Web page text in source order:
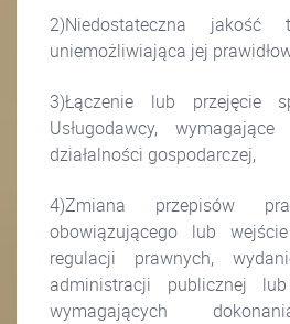
2)Niedostateczna jakość
uniemożliwiająca jej
3)Łączenie lub przejęcie
Usługodawcy,
działalności gospodarczej,
4)Zmiana przepisów
obowiązującego lub
regulacji prawnych,
administracji publicznej
wymagających